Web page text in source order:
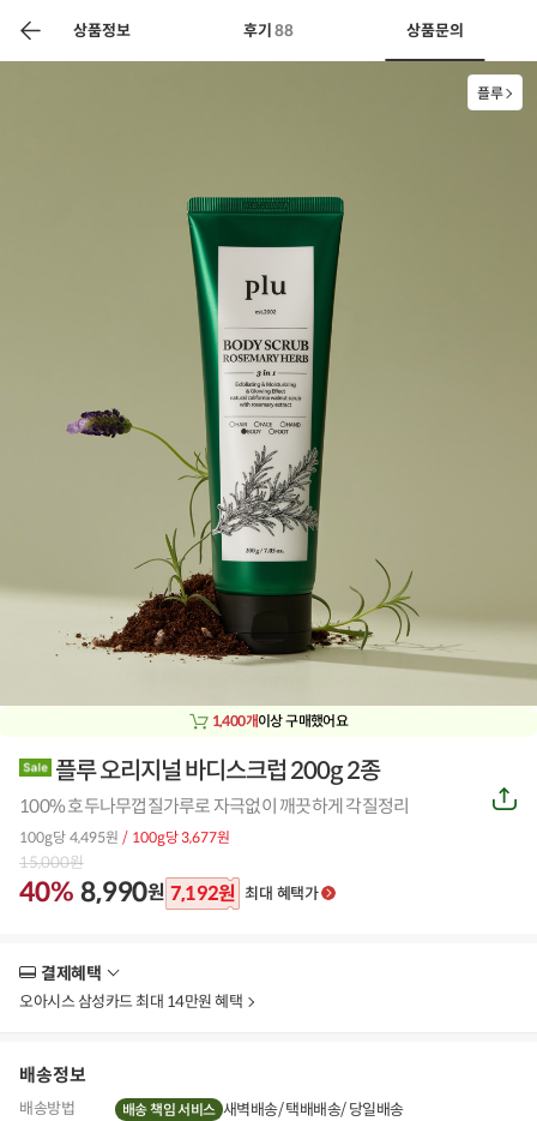
상품정보 후기 88 상품문의
찬들마루 고객센터
플루
1,400개이상 구매했어요
플루 오리지널 바디스크럽 200g 2종
100% 호두나무껍질가루로 자극없이 깨끗하게 각질정리
100g당 4,495원 / 100g당 3,677원
15,000원
40% 8,990원 7,192원 최대 혜택가
공
유
결제혜택
보
오아시스 삼성카드 최대 14만원 혜택
배송정보
배송방법 배송 책임 서비스 새벽배송 택배배송 당일배송